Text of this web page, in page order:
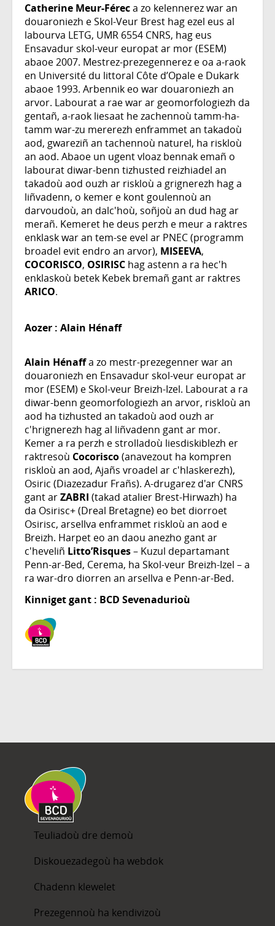
Catherine Meur-Féreca zo kelennerez war an
douaroniezh e Skol-Veur Brest hag ezel eus al
labourva LETG, UMR 6554 CNRS, hag eus
Ensavadur skol-veur europat ar mor (ESEM)
abaoe 2007. Mestrez-prezegennerez e oa a-raok
en Université du littoral Côte d’Opale e Dukark
abaoe 1993. Arbennik eo war douaroniezh an
arvor. Labourat a rae war ar geomorfologiezh da
gentañ, a-raok liesaat he zachennoù tamm-ha-
tamm war-zu mererezh enframmet an takadoù
aod, gwareziñ an tachennoù naturel, ha riskloù
an aod. Abaoe un ugent vloaz bennak emañ o
labourat diwar-benn tizhusted reizhiadel an
takadoù aod ouzh ar riskloù a grignerezh hag a
liñvadenn, o kemer e kont goulennoù an
darvoudoù, an dalc'hoù, soñjoù an dud hag ar
merañ. Kemeret he deus perzh e meur a raktres
enklask war an tem-se evel ar PNEC (programm
broadel evit endro an arvor), MISEEVA,
COCORISCO, OSIRISC hag astenn a ra hec'h
enklaskoù betek Kebek bremañ gant ar raktres
ARICO.
Aozer : Alain Hénaff
Alain Hénaffa zo mestr-prezegenner war an
douaroniezh en Ensavadur skol-veur europat ar
mor (ESEM) e Skol-veur Breizh-Izel. Labourat a ra
diwar-benn geomorfologiezh an arvor, riskloù an
aod ha tizhusted an takadoù aod ouzh ar
c'hrignerezh hag al liñvadenn gant ar mor.
Kemer a ra perzh e strolladoù liesdiskiblezh er
raktresoù Cocorisco(anavezout ha kompren
riskloù an aod, Ajañs vroadel ar c'hlaskerezh),
Osiric (Diazezadur Frañs). A-drugarez d'ar CNRS
gant arZABRI (takad atalier Brest-Hirwazh) ha
da Osirisc+ (Dreal Bretagne) eo bet diorroet
Osirisc, arsellva enframmet riskloù an aod e
Breizh. Harpet eo an daou anezho gant ar
c'heveliñ Litto’Risques– Kuzul departamant
Penn-ar-Bed, Cerema, ha Skol-veur Breizh-Izel – a
ra war-dro diorren an arsellva e Penn-ar-Bed.
Kinniget gant : BCD Sevenadurioù
Teuliadoù dre demoù
Diskouezadegoù ha webdok
Chadenn klewelet
Prezegennoù ha kendivizoù